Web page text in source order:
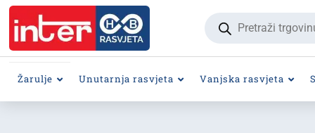
Products
search
Žarulje Unutarnja rasvjeta Vanjska rasvjeta